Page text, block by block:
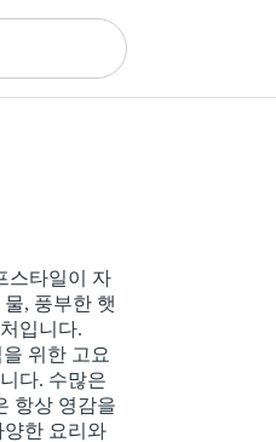
스타일이 자
, 풍부한 햇
입니다.
위한 고요
다. 수많은
항상 영감을
한 요리와